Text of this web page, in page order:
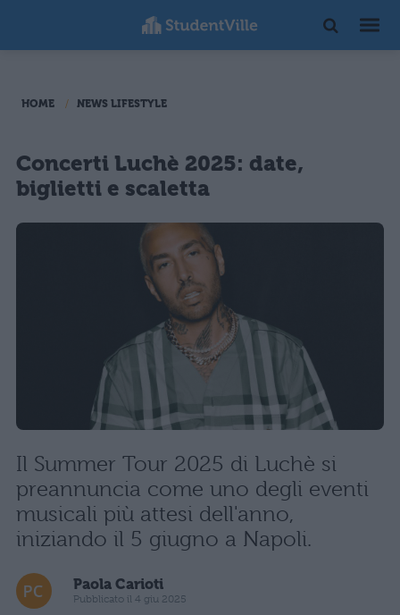
HOME NEWS LIFESTYLE
Concerti Luchè 2025: date,
biglietti e scaletta
Il Summer Tour 2025 di Luchè si
preannuncia come uno degli eventi
musicali più attesi dell'anno,
iniziando il 5 giugno a Napoli.
Paola Carioti
Pubblicato il 4 giu 2025